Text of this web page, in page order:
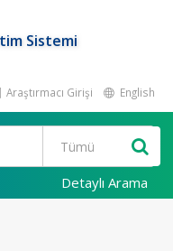
Sistemi
Araştırmacı Girişi English
Detaylı Arama